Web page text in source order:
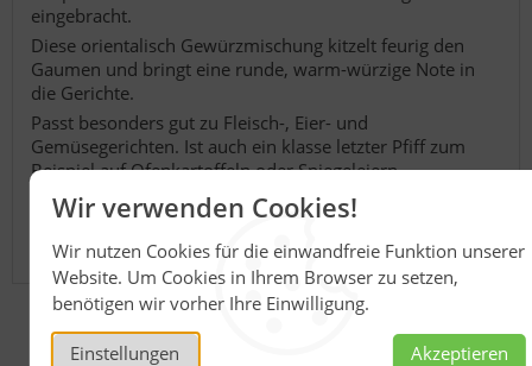
Wir verwenden Cookies!
Wir nutzen Cookies für die einwandfreie Funktion unserer
Website. Um Cookies in Ihrem Browser zu setzen,
benötigen wir vorher Ihre Einwilligung.
Einstellungen Akzeptieren
eingebracht.
Diese orientalisch Gewürzmischung kitzelt feurig den
Gaumen und bringt eine runde, warm-würzige Note in
die Gerichte.
Passt besonders gut zu Fleisch-, Eier- und
Gemüsegerichten. Ist auch ein klasse letzter Pfiff zum
Beispiel auf Ofenkartoffeln oder Spiegeleiern.
als Ergänzung zum Paprika.